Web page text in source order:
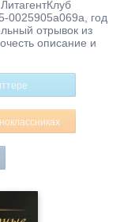
0025905a069a, год
отрывок из
описание и